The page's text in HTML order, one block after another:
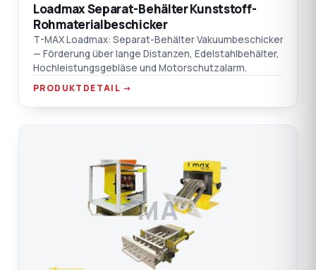
Loadmax Separat-Behälter Kunststoff-
Rohmaterialbeschicker
T-MAX Loadmax: Separat-Behälter Vakuumbeschicker
— Förderung über lange Distanzen, Edelstahlbehälter,
Hochleistungsgebläse und Motorschutzalarm.
PRODUKTDETAIL →
MA